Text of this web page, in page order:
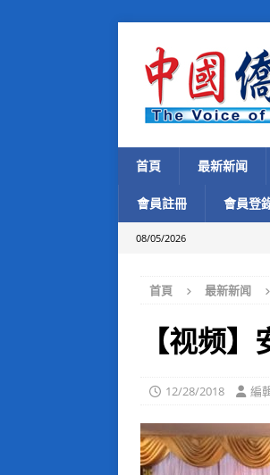
首頁 最新新闻
會員註冊 會員登
08/05/2026
首頁 最新新闻
【视频
12/28/2018 編